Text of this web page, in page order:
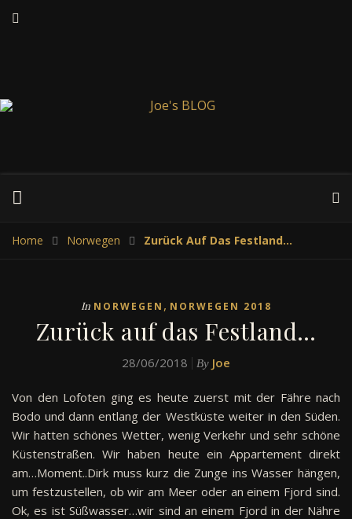
Home Norwegen Zurück Auf Das Festland…
In NORWEGEN , NORWEGEN 2018
Zurück auf das Festland…
28/06/2018 By Joe
Von den Lofoten ging es heute zuerst mit der Fähre nach
Bodo und dann entlang der Westküste weiter in den Süden.
Wir hatten schönes Wetter, wenig Verkehr und sehr schöne
Küstenstraßen. Wir haben heute ein Appartement direkt
am…Moment..Dirk muss kurz die Zunge ins Wasser hängen,
um festzustellen, ob wir am Meer oder an einem Fjord sind.
Ok, es ist Süßwasser…wir sind an einem Fjord in der Nähre